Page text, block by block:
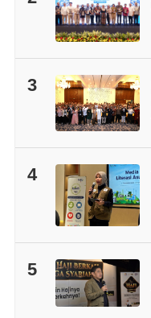
3
4
5